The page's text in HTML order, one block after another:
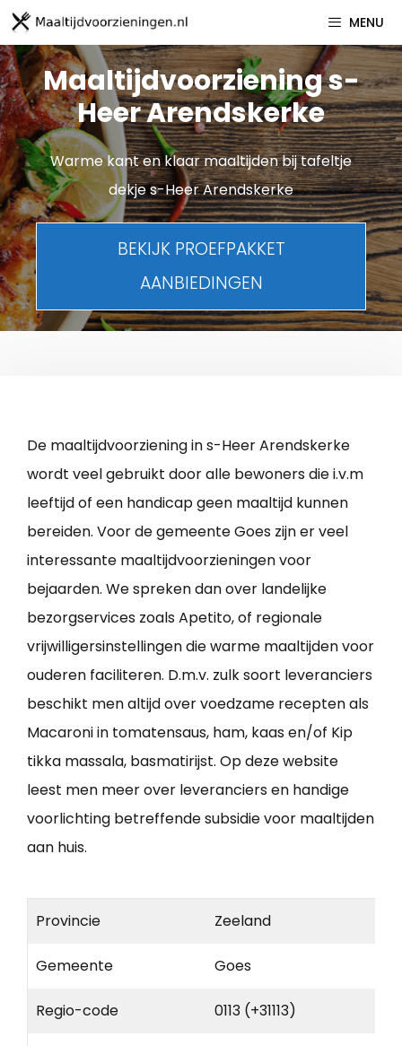
Spring
naar
inhoud
MENU
Maaltijdvoorziening s-
Heer Arendskerke
Warme kant en klaar maaltijden bij tafeltje
dekje s-Heer Arendskerke
BEKIJK PROEFPAKKET
AANBIEDINGEN
De maaltijdvoorziening in s-Heer Arendskerke
wordt veel gebruikt door alle bewoners die i.v.m
leeftijd of een handicap geen maaltijd kunnen
bereiden. Voor de gemeente Goes zijn er veel
interessante maaltijdvoorzieningen voor
bejaarden. We spreken dan over landelijke
bezorgservices zoals Apetito, of regionale
vrijwilligersinstellingen die warme maaltijden voor
ouderen faciliteren. D.m.v. zulk soort leveranciers
beschikt men altijd over voedzame recepten als
Macaroni in tomatensaus, ham, kaas en/of Kip
tikka massala, basmatirijst. Op deze website
leest men meer over leveranciers en handige
voorlichting betreffende subsidie voor maaltijden
aan huis.
Provincie Zeeland
Gemeente Goes
Regio-code 0113 (+31113)